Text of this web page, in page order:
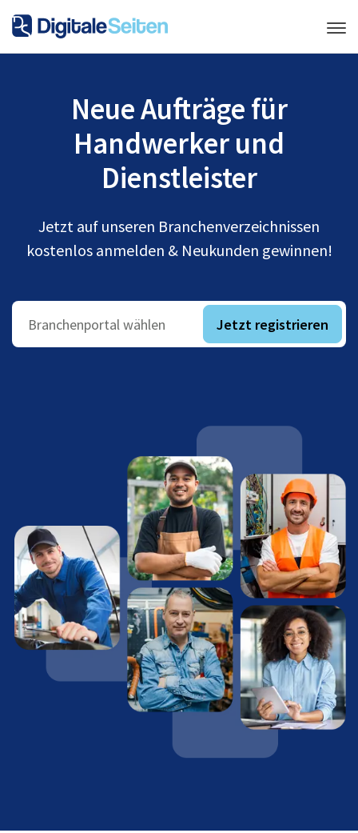
Neue Aufträge für
Handwerker und
Dienstleister
Jetzt auf unseren Branchenverzeichnissen
kostenlos anmelden & Neukunden gewinnen!
Branchenportal wählen Jetzt registrieren